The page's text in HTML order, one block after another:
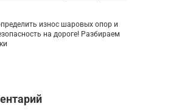
износ шаровых опор и
на дороге! Разбираем